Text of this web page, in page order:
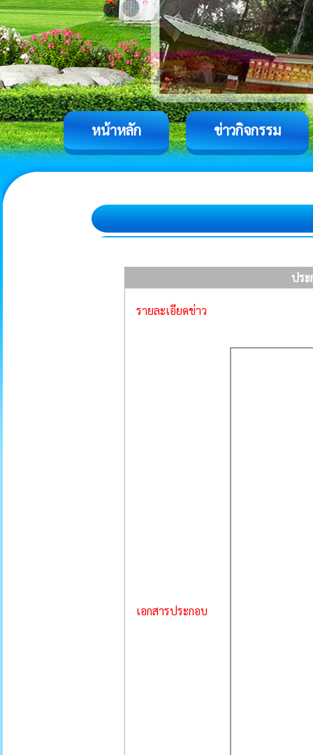
หน้าหลัก ข่าวกิจกรรม
ปร
รายละเอียดข่าว
เอกสารประกอบ